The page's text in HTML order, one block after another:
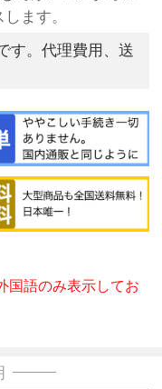
ます。
す。代理費用、送
国語のみ表示してお